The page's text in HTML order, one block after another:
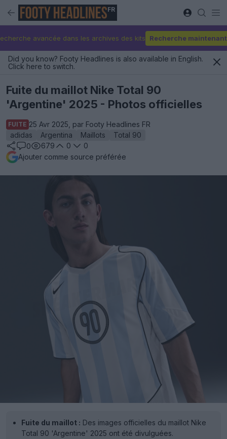
FR
avancée dans les archives des kits Recherche maintenant
Did you know? Footy Headlines is also available in English.
Click here to switch.
Fuite du maillot Nike Total 90
'Argentine' 2025 - Photos officielles
FUITE 25 Avr 2025, par Footy Headlines FR
adidas
Argentina Maillots
Total 90
0
679 0
0
Ajouter comme source préférée
Fuite du maillot : Des images officielles du maillot Nike
Total 90 'Argentine' 2025 ont été divulguées.